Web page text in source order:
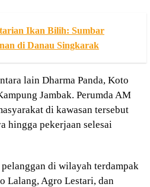
Ikan Bilih: Sumbar
di Danau Singkarak
lain Dharma Panda, Koto
Jambak. Perumda AM
di kawasan tersebut
hingga pekerjaan selesai
di wilayah terdampak
Lalang, Agro Lestari, dan